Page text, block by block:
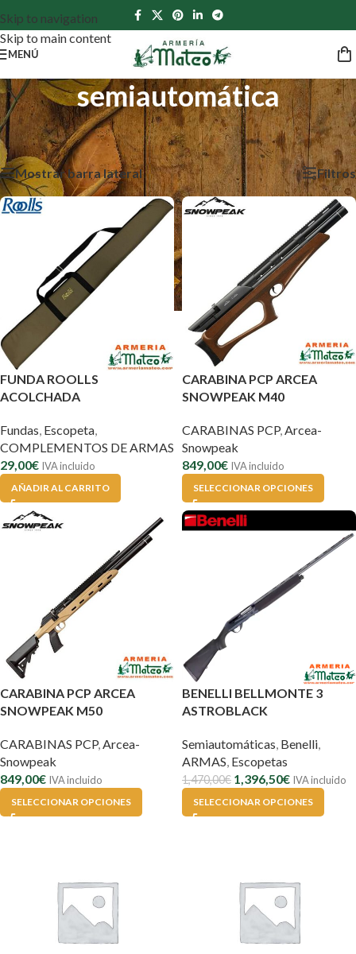
Skip to navigation
Skip to main content
MENÚ
semiautomática
Inicio /Productos etiquetados “semiautomática”
Mostrando los 6 resultados
Mostrar barra lateral
Filtros
FUNDA ROOLLS
ACOLCHADA
Fundas, Escopeta,
COMPLEMENTOS DE ARMAS
29,00€ IVA incluido
AÑADIR AL CARRITO
CARABINA PCP ARCEA
SNOWPEAK M40
CARABINAS PCP,Arcea-
Snowpeak
849,00€ IVA incluido
SELECCIONAR OPCIONES
CARABINA PCP ARCEA
SNOWPEAK M50
CARABINAS PCP,Arcea-
Snowpeak
849,00€ IVA incluido
SELECCIONAR OPCIONES
BENELLI BELLMONTE 3
ASTROBLACK
Semiautomáticas, Benelli,
ARMAS, Escopetas
1,470,00€ 1,396,50€ IVA incluido
SELECCIONAR OPCIONES